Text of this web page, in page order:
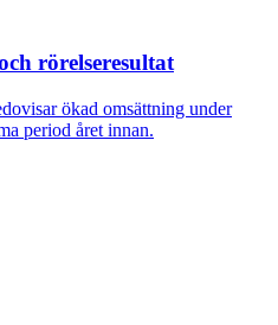
rörelseresultat
ökad omsättning under
period året innan.